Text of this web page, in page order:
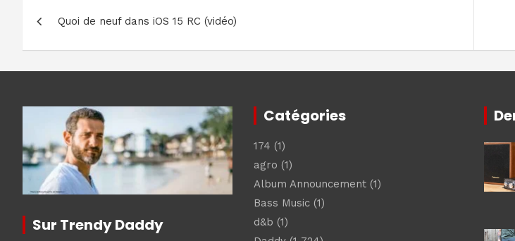
de
l’article
Quoi de neuf dans iOS 15 RC (vidéo)
Sur Trendy Daddy
Catégories
174 (1)
agro (1)
Album Announcement(1)
Bass Music(1)
d&b (1)